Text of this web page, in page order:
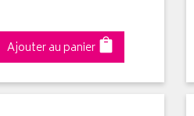
Ajouter au panier